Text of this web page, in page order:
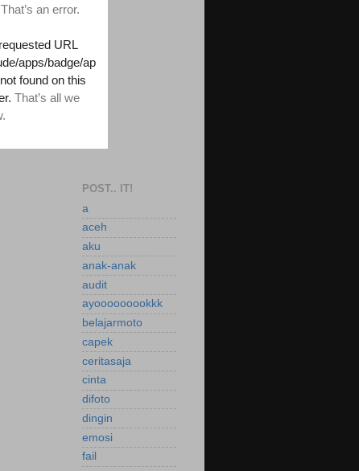
POST.. IT!
a
aceh
aku
anak-anak
audit
ayooooooookkk
belajarmoto
capek
ceritasaja
cinta
difoto
dingin
emosi
fail